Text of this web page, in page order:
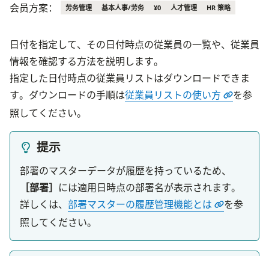
会员方案： 劳务管理 基本人事/劳务 ¥0 人才管理 HR 策略
日付を指定して、その日付時点の従業員の一覧や、従業員
情報を確認する方法を説明します。
指定した日付時点の従業員リストはダウンロードできま
す。ダウンロードの手順は従業員リストの使い方
を参
照してください。
提示
部署のマスターデータが履歴を持っているため、
［部署］ には適用日時点の部署名が表示されます。
詳しくは、 部署マスターの履歴管理機能とは
を参
照してください。